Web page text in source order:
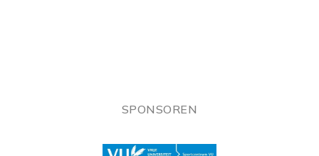
SPONSOREN